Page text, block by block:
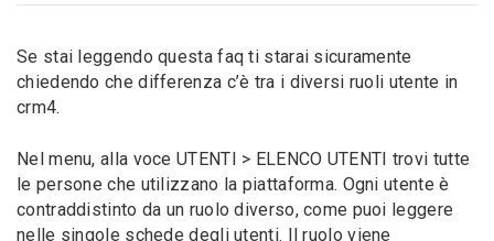
Se stai leggendo questa faq ti starai sicuramente
chiedendo che differenza c’è tra i diversi ruoli utente in
crm4.
Nel menu, alla voce UTENTI > ELENCO UTENTI trovi tutte
le persone che utilizzano la piattaforma. Ogni utente è
contraddistinto da un ruolo diverso, come puoi leggere
nelle singole schede degli utenti. Il ruolo viene